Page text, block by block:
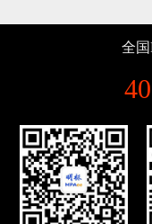
说明
全